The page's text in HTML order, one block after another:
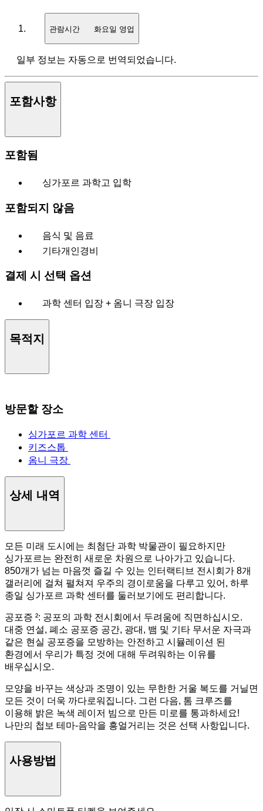
관람시간 화요일 영업
일부 정보는 자동으로 번역되었습니다.
포함사항
포함됨
싱가포르 과학고 입학
포함되지 않음
음식 및 음료
기타개인경비
결제 시 선택 옵션
과학 센터 입장 + 옴니 극장 입장
목적지
방문할 장소
싱가포르 과학 센터
키즈스톱
옴니 극장
상세 내역
모든 미래 도시에는 최첨단 과학 박물관이 필요하지만
싱가포르는 완전히 새로운 차원으로 나아가고 있습니다.
850개가 넘는 마음껏 즐길 수 있는 인터랙티브 전시회가 8개
갤러리에 걸쳐 펼쳐져 우주의 경이로움을 다루고 있어, 하루
종일 싱가포르 과학 센터를 둘러보기에도 편리합니다.
공포증 ²: 공포의 과학 전시회에서 두려움에 직면하십시오.
대중 연설, 폐소 공포증 공간, 광대, 뱀 및 기타 무서운 자극과
같은 현실 공포증을 모방하는 안전하고 시뮬레이션 된
환경에서 우리가 특정 것에 대해 두려워하는 이유를
배우십시오.
모양을 바꾸는 색상과 조명이 있는 무한한 거울 복도를 거닐면
모든 것이 더욱 까다로워집니다. 그런 다음, 톰 크루즈를
이용해 밝은 녹색 레이저 빔으로 만든 미로를 통과하세요!
나만의 첩보 테마-음악을 흥얼거리는 것은 선택 사항입니다.
사용방법